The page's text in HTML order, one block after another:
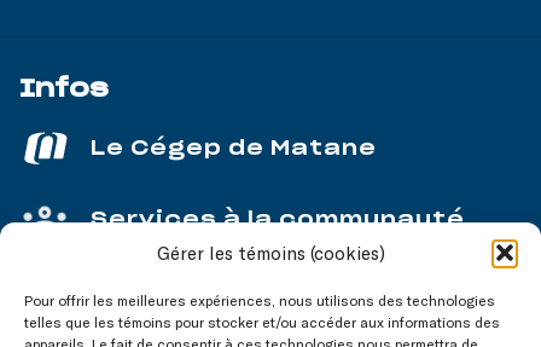
Gérer les témoins (cookies)
Pour offrir les meilleures expériences, nous utilisons des technologies
telles que les témoins pour stocker et/ou accéder aux informations des
appareils. Le fait de consentir à ces technologies nous permettra de
Infos
Le Cégep de Matane
Services à la communauté
Service aux entreprises